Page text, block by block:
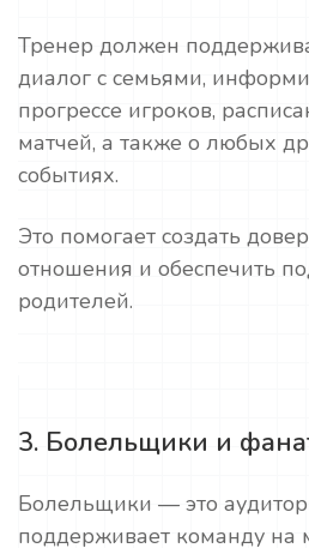
Тренер должен
диалог с семьями,
прогрессе игроков,
матчей, а также о любых
событиях.
Это помогает создать
отношения и обеспечить
родителей.
3. Болельщики и
Болельщики — это
поддерживает команду на